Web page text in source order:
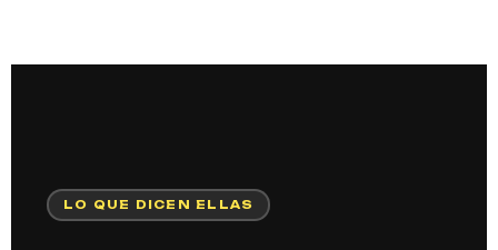
LO QUE DICEN ELLAS